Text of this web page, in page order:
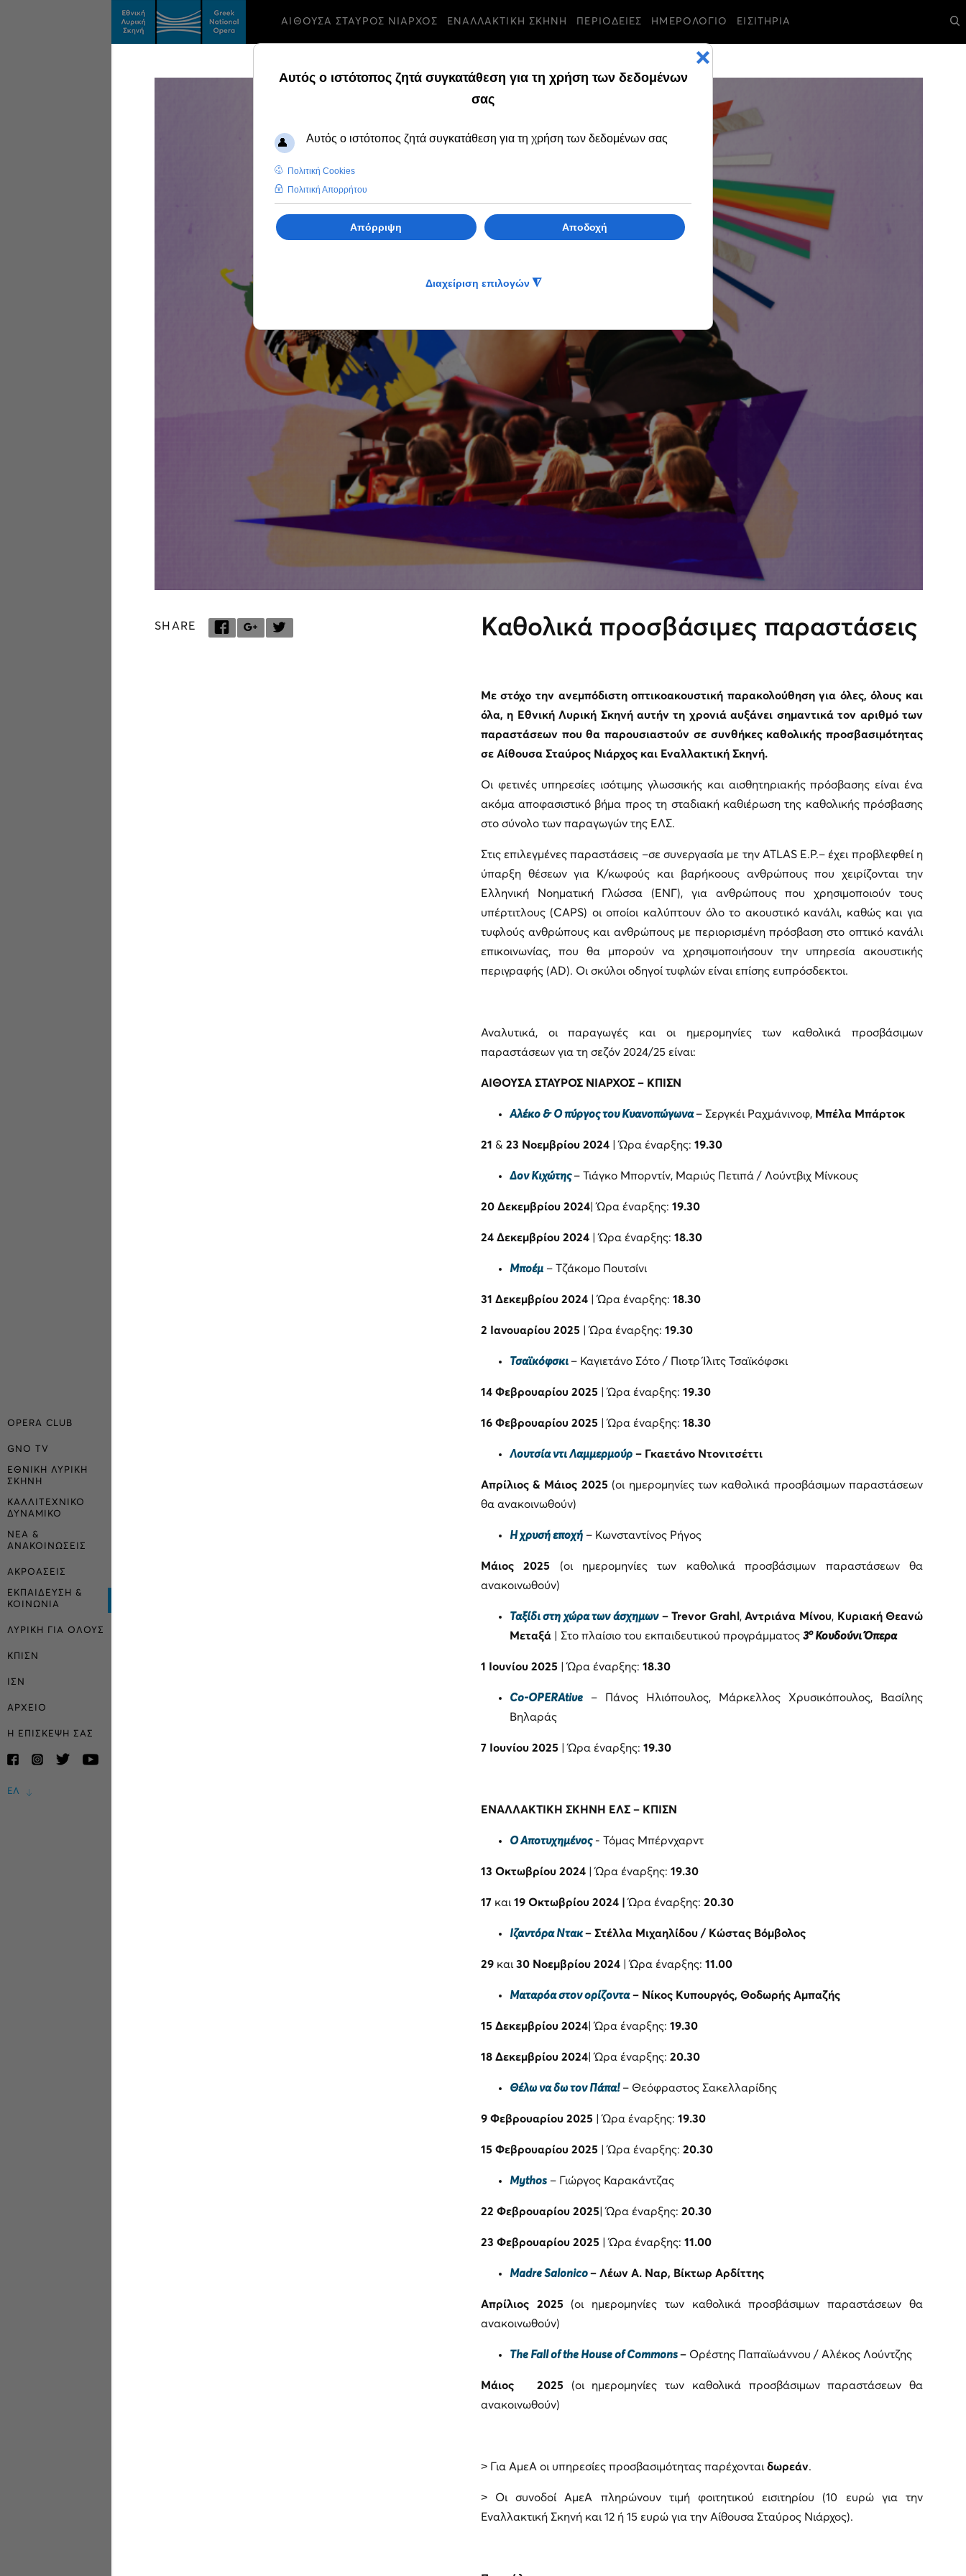
OPERA CLUB
GNO TV
ΕΘΝΙΚΗ ΛΥΡΙΚΗ
ΣΚΗΝΗ
ΚΑΛΛΙΤΕΧΝΙΚΟ
ΔΥΝΑΜΙΚΟ
ΝΕΑ &
ΑΝΑΚΟΙΝΩΣΕΙΣ
ΑΚΡΟΑΣΕΙΣ
ΕΚΠΑΙΔΕΥΣΗ &
ΚΟΙΝΩΝΙΑ
ΛΥΡΙΚΗ ΓΙΑ ΟΛΟΥΣ
ΚΠΙΣΝ
ΙΣΝ
ΑΡΧΕΙΟ
Η ΕΠΙΣΚΕΨΗ ΣΑΣ
ΕΛ
ΑΙΘΟΥΣΑ ΣΤΑΥΡΟΣ ΝΙΑΡΧΟΣ ΕΝΑΛΛΑΚΤΙΚΗ ΣΚΗΝΗ ΠΕΡΙΟΔΕΙΕΣ ΗΜΕΡΟΛΟΓΙΟ ΕΙΣΙΤΗΡΙΑ
SHARE Καθολικά προσβάσιμες παραστάσεις
Με στόχο την ανεμπόδιστη οπτικοακουστική παρακολούθηση για όλες, όλους και
όλα, η Εθνική Λυρική Σκηνή αυτήν τη χρονιά αυξάνει σημαντικά τον αριθμό των
παραστάσεων που θα παρουσιαστούν σε συνθήκες καθολικής προσβασιμότητας
σε Αίθουσα Σταύρος Νιάρχος και Εναλλακτική Σκηνή.
Οι φετινές υπηρεσίες ισότιμης γλωσσικής και αισθητηριακής πρόσβασης είναι ένα
ακόμα αποφασιστικό βήμα προς τη σταδιακή καθιέρωση της καθολικής πρόσβασης
στο σύνολο των παραγωγών της ΕΛΣ.
Στις επιλεγμένες παραστάσεις –σε συνεργασία με την ATLAS E.P.– έχει προβλεφθεί η
ύπαρξη θέσεων για Κ/κωφούς και βαρήκοους ανθρώπους που χειρίζονται την
Ελληνική Νοηματική Γλώσσα (ΕΝΓ), για ανθρώπους που χρησιμοποιούν τους
υπέρτιτλους (CAPS) οι οποίοι καλύπτουν όλο το ακουστικό κανάλι, καθώς και για
τυφλούς ανθρώπους και ανθρώπους με περιορισμένη πρόσβαση στο οπτικό κανάλι
επικοινωνίας, που θα μπορούν να χρησιμοποιήσουν την υπηρεσία ακουστικής
περιγραφής (AD). Οι σκύλοι οδηγοί τυφλών είναι επίσης ευπρόσδεκτοι.
Αναλυτικά, οι παραγωγές και οι ημερομηνίες των καθολικά προσβάσιμων
παραστάσεων για τη σεζόν 2024/25 είναι:
ΑΙΘΟΥΣΑ ΣΤΑΥΡΟΣ ΝΙΑΡΧΟΣ –ΚΠΙΣΝ
Αλέκο & Ο πύργος του Κυανοπώγωνα– Σεργκέι Ραχμάνινοφ, Μπέλα Μπάρτοκ
21 & 23 Νοεμβρίου 2024| Ώρα έναρξης: 19.30
Δον Κιχώτης– Τιάγκο Μπορντίν, Μαριύς Πετιπά / Λούντβιχ Μίνκους
20 Δεκεμβρίου 2024| Ώρα έναρξης: 19.30
24 Δεκεμβρίου 2024 | Ώρα έναρξης: 18.30
Μποέμ– Τζάκομο Πουτσίνι
31 Δεκεμβρίου 2024 | Ώρα έναρξης: 18.30
2 Ιανουαρίου 2025| Ώρα έναρξης: 19.30
Τσαϊκόφσκι – Καγιετάνο Σότο / Πιοτρ Ίλιτς Τσαϊκόφσκι
14 Φεβρουαρίου 2025| Ώρα έναρξης: 19.30
16 Φεβρουαρίου 2025| Ώρα έναρξης: 18.30
Λουτσία ντι Λαμμερμούρ – Γκαετάνο Ντονιτσέττι
Απρίλιος & Μάιος 2025 (οι ημερομηνίες των καθολικά προσβάσιμων παραστάσεων
θα ανακοινωθούν)
Η χρυσή εποχή– Κωνσταντίνος Ρήγος
Μάιος 2025 (οι ημερομηνίες των καθολικά προσβάσιμων παραστάσεων θα
ανακοινωθούν)
Ταξίδι στη χώρα των άσχημων –Trevor Grahl ,Αντριάνα Μίνου, Κυριακή Θεανώ
Μεταξά| Στο πλαίσιο του εκπαιδευτικού προγράμματος 3οΚουδούνι Όπερα
1 Ιουνίου 2025| Ώρα έναρξης: 18.30
Co-OPERAtive– Πάνος Ηλιόπουλος, Μάρκελλος Χρυσικόπουλος, Βασίλης
Βηλαράς
7 Ιουνίου 2025| Ώρα έναρξης: 19.30
ΕΝΑΛΛΑΚΤΙΚΗ ΣΚΗΝΗ ΕΛΣ –ΚΠΙΣΝ
Ο Αποτυχημένος- Τόμας Μπέρνχαρντ
13 Οκτωβρίου 2024| Ώρα έναρξης: 19.30
17 και19 Οκτωβρίου 2024 | Ώρα έναρξης: 20.30
Ιζαντόρα Ντακ– Στέλλα Μιχαηλίδου / Κώστας Βόμβολος
29 και30 Νοεμβρίου 2024 | Ώρα έναρξης: 11.00
Ματαρόα στον ορίζοντα – Νίκος Κυπουργός, Θοδωρής Αμπαζής
15 Δεκεμβρίου 2024| Ώρα έναρξης: 19.30
18 Δεκεμβρίου 2024| Ώρα έναρξης: 20.30
Θέλω να δω τον Πάπα!– Θεόφραστος Σακελλαρίδης
9 Φεβρουαρίου 2025 | Ώρα έναρξης: 19.30
15 Φεβρουαρίου 2025 | Ώρα έναρξης: 20.30
Mythos– Γιώργος Καρακάντζας
22 Φεβρουαρίου 2025| Ώρα έναρξης: 20.30
23 Φεβρουαρίου 2025 | Ώρα έναρξης: 11.00
Madre Salonico – Λέων A. Ναρ, Βίκτωρ Αρδίττης
Απρίλιος 2025 (οι ημερομηνίες των καθολικά προσβάσιμων παραστάσεων θα
ανακοινωθούν)
The Fall of the House of Commons –Ορέστης Παπαϊωάννου / Αλέκος Λούντζης
Μάιος 2025 (οι ημερομηνίες των καθολικά προσβάσιμων παραστάσεων θα
ανακοινωθούν)
˃ Για ΑμεΑ οι υπηρεσίες προσβασιμότητας παρέχονται δωρεάν.
˃ Οι συνοδοί ΑμεΑ πληρώνουν τιμή φοιτητικού εισιτηρίου (10 ευρώ για την
Εναλλακτική Σκηνή και 12 ή 15 ευρώ για την Αίθουσα Σταύρος Νιάρχος).